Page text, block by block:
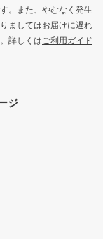
。また、やむなく発生
ましてはお届けに遅れ
詳しくはご利用ガイド
ジ